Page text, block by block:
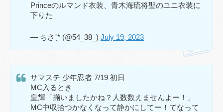
Princeのルマンド衣装、青木海琉将聖のユニ衣装に
下りた
— ちさ¨̮* (@54_38_) July 19, 2023
サマステ 少年忍者 7/19 初日
MC入るとき
皇輝「揃いましたかね？人数数えませんよー！」
MC中収拾つかなくなって静かにしてー！てなって